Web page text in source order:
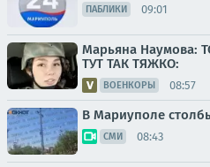
ПАБЛИКИ 09:01
Марьяна Наумова:
ТУТ ТАК ТЯЖКО:
ВОЕНКОРЫ 08:57
В Мариуполе
СМИ 08:43